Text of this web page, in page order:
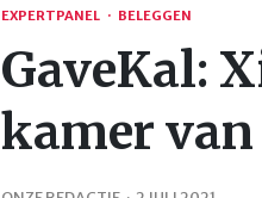
EXPERTPANEL · BELEGGEN
GaveKal:
kamer van